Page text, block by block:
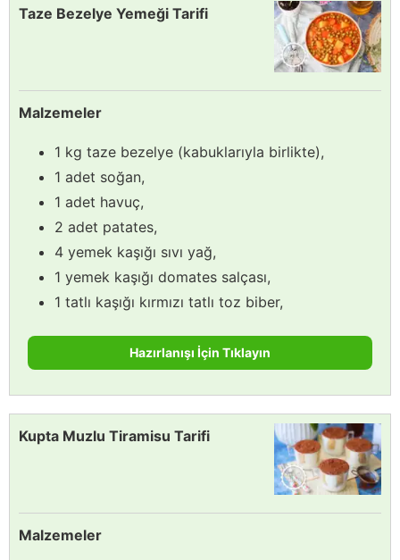
Taze Bezelye Yemeği Tarifi
Malzemeler
1 kg taze bezelye (kabuklarıyla birlikte),
1 adet soğan,
1 adet havuç,
2 adet patates,
4 yemek kaşığı sıvı yağ,
1 yemek kaşığı domates salçası,
1 tatlı kaşığı kırmızı tatlı toz biber,
Hazırlanışı İçin Tıklayın
Kupta Muzlu Tiramisu Tarifi
Malzemeler